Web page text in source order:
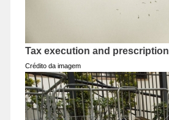
Tax execution and prescription
Crédito da imagem